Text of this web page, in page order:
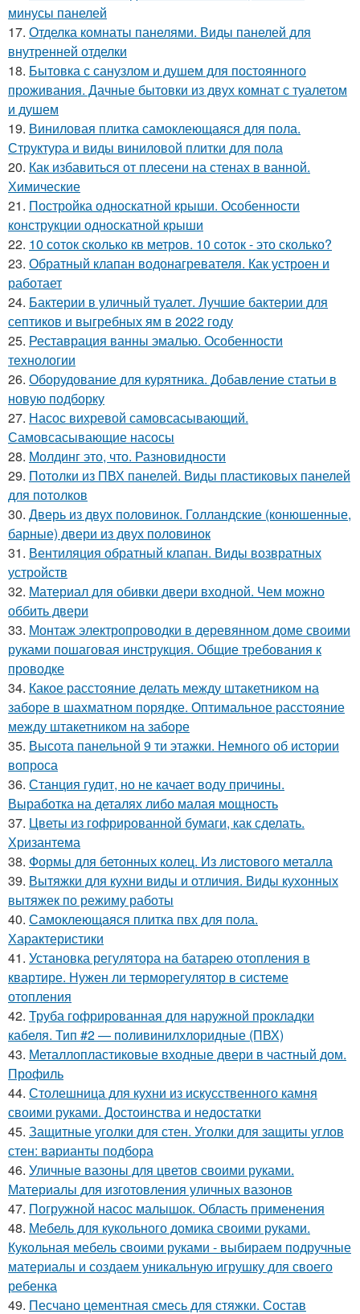
минусы панелей
17. Отделка комнаты панелями. Виды панелей для
внутренней отделки
18. Бытовка с санузлом и душем для постоянного
проживания. Дачные бытовки из двух комнат с туалетом
и душем
19. Виниловая плитка самоклеющаяся для пола.
Структура и виды виниловой плитки для пола
20. Как избавиться от плесени на стенах в ванной.
Химические
21. Постройка односкатной крыши. Особенности
конструкции односкатной крыши
22. 10 соток сколько кв метров. 10 соток - это сколько?
23. Обратный клапан водонагревателя. Как устроен и
работает
24. Бактерии в уличный туалет. Лучшие бактерии для
септиков и выгребных ям в 2022 году
25. Реставрация ванны эмалью. Особенности
технологии
26. Оборудование для курятника. Добавление статьи в
новую подборку
27. Насос вихревой самовсасывающий.
Самовсасывающие насосы
28. Молдинг это, что. Разновидности
29. Потолки из ПВХ панелей. Виды пластиковых панелей
для потолков
30. Дверь из двух половинок. Голландские (конюшенные,
барные) двери из двух половинок
31. Вентиляция обратный клапан. Виды возвратных
устройств
32. Материал для обивки двери входной. Чем можно
оббить двери
33. Монтаж электропроводки в деревянном доме своими
руками пошаговая инструкция. Общие требования к
проводке
34. Какое расстояние делать между штакетником на
заборе в шахматном порядке. Оптимальное расстояние
между штакетником на заборе
35. Высота панельной 9 ти этажки. Немного об истории
вопроса
36. Станция гудит, но не качает воду причины.
Выработка на деталях либо малая мощность
37. Цветы из гофрированной бумаги, как сделать.
Хризантема
38. Формы для бетонных колец. Из листового металла
39. Вытяжки для кухни виды и отличия. Виды кухонных
вытяжек по режиму работы
40. Самоклеющаяся плитка пвх для пола.
Характеристики
41. Установка регулятора на батарею отопления в
квартире. Нужен ли терморегулятор в системе
отопления
42. Труба гофрированная для наружной прокладки
кабеля. Тип #2 — поливинилхлоридные (ПВХ)
43. Металлопластиковые входные двери в частный дом.
Профиль
44. Столешница для кухни из искусственного камня
своими руками. Достоинства и недостатки
45. Защитные уголки для стен. Уголки для защиты углов
стен: варианты подбора
46. Уличные вазоны для цветов своими руками.
Материалы для изготовления уличных вазонов
47. Погружной насос малышок. Область применения
48. Мебель для кукольного домика своими руками.
Кукольная мебель своими руками - выбираем подручные
материалы и создаем уникальную игрушку для своего
ребенка
49. Песчано цементная смесь для стяжки. Состав